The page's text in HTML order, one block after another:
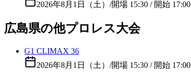
2026年8月1日（土） /開場 15:30 / 開始 17:00
広島県の他プロレス大会
G1 CLIMAX 36
2026年8月1日（土） /開場 15:30 / 開始 17:00